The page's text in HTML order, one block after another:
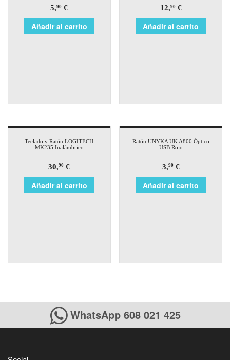
5,90 €
Añadir al carrito
12,90€
Añadir al carrito
Teclado y Ratón LOGITECH
MK235 Inalámbrico
30,90 €
Añadir al carrito
Ratón UNYKA UK A800 Óptico
USB Rojo
3,90€
Añadir al carrito
WhatsApp 608 021 425